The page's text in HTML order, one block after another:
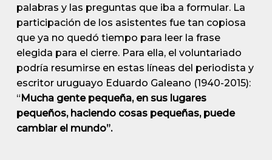
palabras y las preguntas que iba a formular. La
participación de los asistentes fue tan copiosa
que ya no quedó tiempo para leer la frase
elegida para el cierre. Para ella, el voluntariado
podría resumirse en estas líneas del periodista y
escritor uruguayo Eduardo Galeano (1940-2015):
“Mucha gente pequeña, en sus lugares
pequeños, haciendo cosas pequeñas, puede
cambiar el mundo”.